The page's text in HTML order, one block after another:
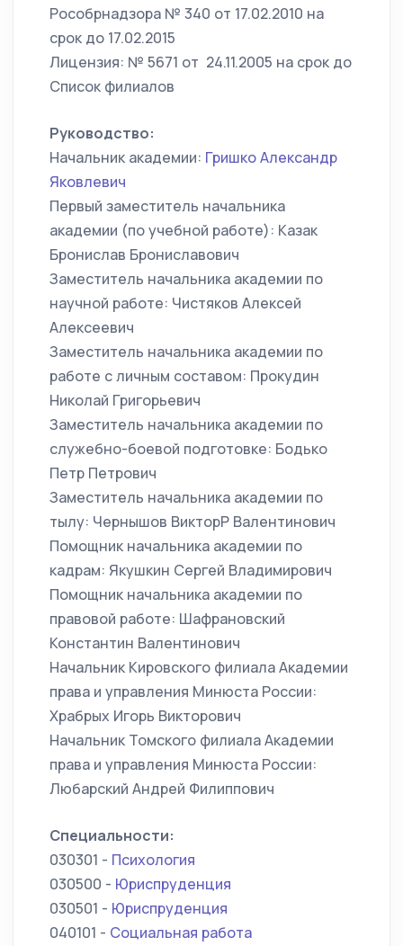
Рособрнадзора № 340 от 17.02.2010 на
срок до 17.02.2015
Лицензия: № 5671 от 24.11.2005 на срок до
Список филиалов
Руководство:
Начальник академии: Гришко Александр
Яковлевич
Первый заместитель начальника
академии (по учебной работе): Казак
Бронислав Брониславович
Заместитель начальника академии по
научной работе: Чистяков Алексей
Алексеевич
Заместитель начальника академии по
работе с личным составом: Прокудин
Николай Григорьевич
Заместитель начальника академии по
служебно-боевой подготовке: Бодько
Петр Петрович
Заместитель начальника академии по
тылу: Чернышов ВикторР Валентинович
Помощник начальника академии по
кадрам: Якушкин Сергей Владимирович
Помощник начальника академии по
правовой работе: Шафрановский
Константин Валентинович
Начальник Кировского филиала Академии
права и управления Минюста России:
Храбрых Игорь Викторович
Начальник Томского филиала Академии
права и управления Минюста России:
Любарский Андрей Филиппович
Специальности:
030301 - Психология
030500 - Юриспруденция
030501 - Юриспруденция
040101 - Социальная работа